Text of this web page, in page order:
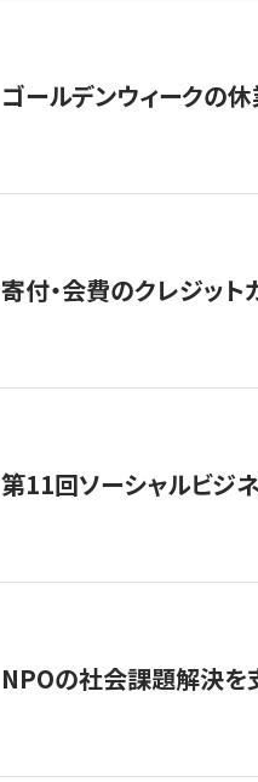
ゴールデンウィークの
寄付・会費のクレジッ
第11回ソーシャルビジ
NPOの社会課題解決を